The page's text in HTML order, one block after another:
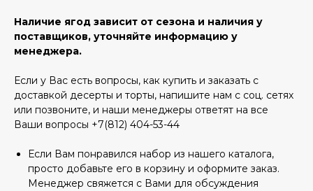
Наличие ягод зависит от сезона и наличия у
поставщиков, уточняйте информацию у
менеджера.
Если у Вас есть вопросы, как купить и заказать с
доставкой десерты и торты, напишите нам с соц. сетях
или позвоните, и наши менеджеры ответят на все
Ваши вопросы +7(812) 404-53-44
Если Вам понравился набор из нашего каталога,
просто добавьте его в корзину и оформите заказ.
Менеджер свяжется с Вами для обсуждения